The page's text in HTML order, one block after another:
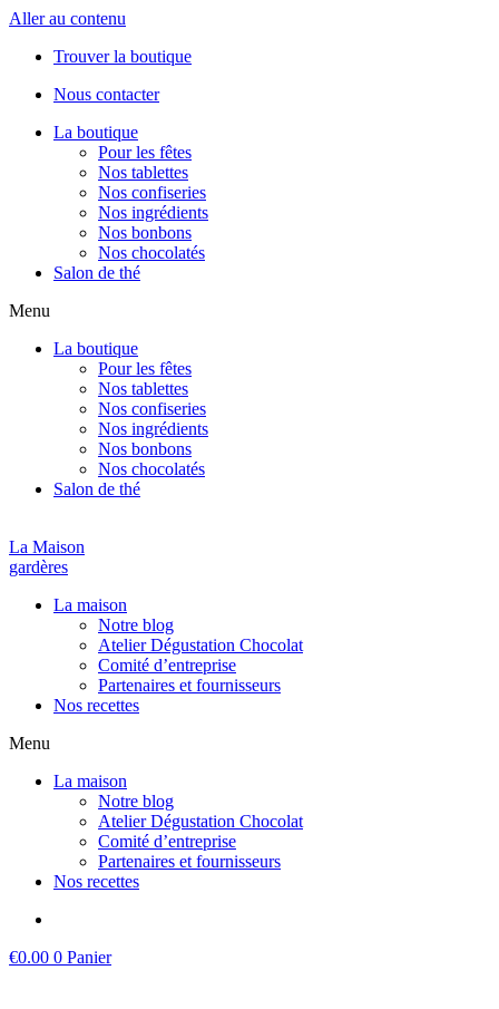
Aller au contenu
Trouver la boutique
Nous contacter
La boutique
Pour les fêtes
Nos tablettes
Nos confiseries
Nos ingrédients
Nos bonbons
Nos chocolatés
Salon de thé
Menu
La boutique
Pour les fêtes
Nos tablettes
Nos confiseries
Nos ingrédients
Nos bonbons
Nos chocolatés
Salon de thé
La Maison
gardères
La maison
Notre blog
Atelier Dégustation Chocolat
Comité d’entreprise
Partenaires et fournisseurs
Nos recettes
Menu
La maison
Notre blog
Atelier Dégustation Chocolat
Comité d’entreprise
Partenaires et fournisseurs
Nos recettes
€0.00 0 Panier